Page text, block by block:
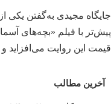
جایگاه مجیدی به‌گفتن
پیش‌تر با فیلم «بچه‌های
قیمت این روایت می‌افزاید و
آخرین مطالب